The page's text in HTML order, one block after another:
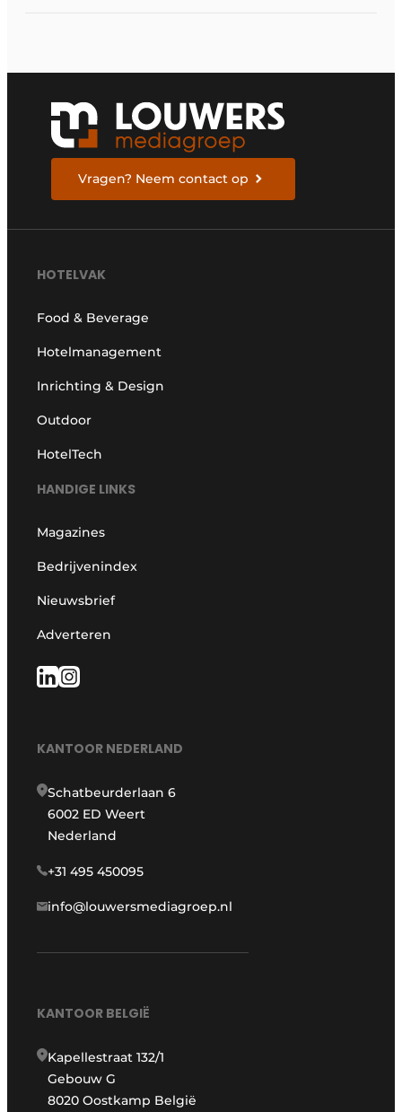
Vragen? Neem contact op
HOTELVAK
Food & Beverage
Hotelmanagement
Inrichting & Design
Outdoor
HotelTech
HANDIGE LINKS
Magazines
Bedrijvenindex
Nieuwsbrief
Adverteren
KANTOOR NEDERLAND
Schatbeurderlaan 6
6002 ED Weert
Nederland
+31 495 450095
info@louwersmediagroep.nl
KANTOOR BELGIË
Kapellestraat 132/1
Gebouw G
8020 Oostkamp België